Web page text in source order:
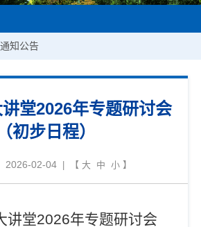
通知公告
堂2026年专题研讨会
（初步日程）
2026-02-04| 【 大 中 小】
讲堂2026年专题研讨会